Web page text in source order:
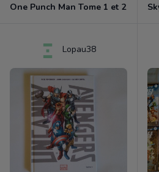
One Punch Man Tome 1 et 2
Lopau38